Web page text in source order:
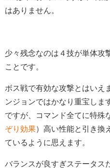
はありません。
少々残念なのは４技が単体攻
ことです。
ボス戦で有効な攻撃とはいえ
ンジョンではかなり重宝しま
ですが、コマンド全てに特殊
ぞり効果）高い性能と引き換
ているように思えます。
バランスが良すぎステータス